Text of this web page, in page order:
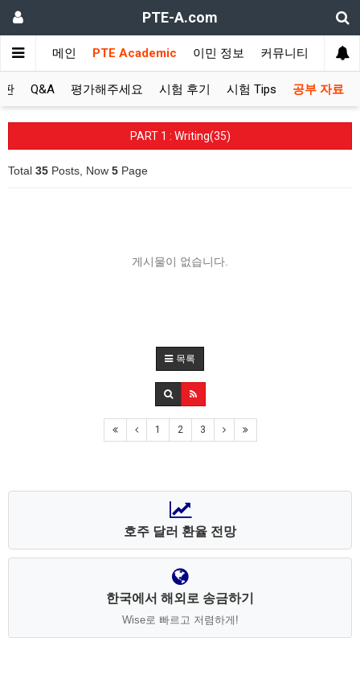
PTE-A.com
메인 PTE Academic 이민 정보 커뮤니티
판 Q&A 평가해주세요 시험 후기 시험 Tips 공부 자료
PART 1 : Writing(35)
Total 35 Posts, Now 5 Page
게시물이 없습니다.
목록
1 2 3
호주 달러 환율 전망
한국에서 해외로 송금하기
Wise로 빠르고 저렴하게!